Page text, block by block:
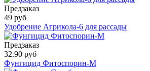
Предзаказ
49 руб
Удобрение Агрикола-6 для рассады
Предзаказ
32.90 руб
Фунгицид Фитоспорин-М